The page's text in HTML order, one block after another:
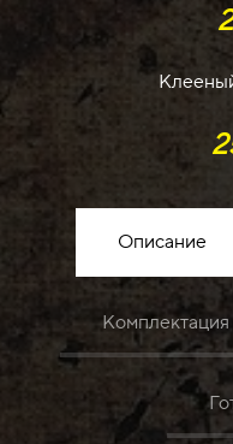
Описание
Комплектация